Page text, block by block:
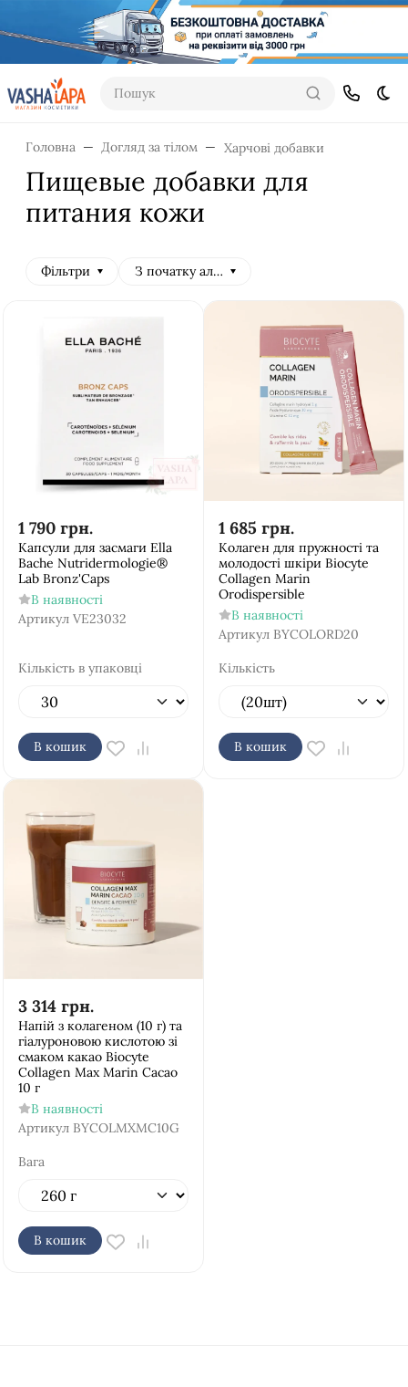
Пошук
Головна Догляд за тілом Харчові добавки
Пищевые добавки для
питания кожи
Фільтри З початку алфавіту
1 790 грн.
Капсули для засмаги Ella
Bache Nutridermologie®
Lab Bronz'Cаps
В наявності
Артикул VE23032
Кількість в упаковці
В кошик
1 685 грн.
Колаген для пружності та
молодості шкіри Biocyte
Collagen Marin
Orodispersible
В наявності
Артикул BYCOLORD20
Кількість
В кошик
3 314 грн.
Напій з колагеном (10 г) та
гіалуроновою кислотою зі
смаком какао Biocyte
Collagen Max Marin Cacao
10 г
В наявності
Артикул BYCOLMXMC10G
Вага
В кошик